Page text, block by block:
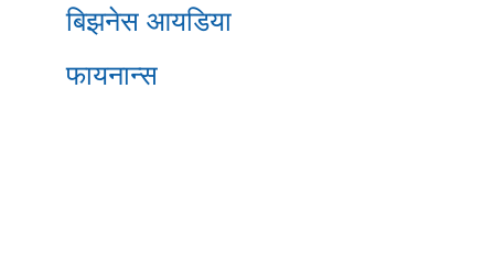
बिझनेस आयडिया
फायनान्स